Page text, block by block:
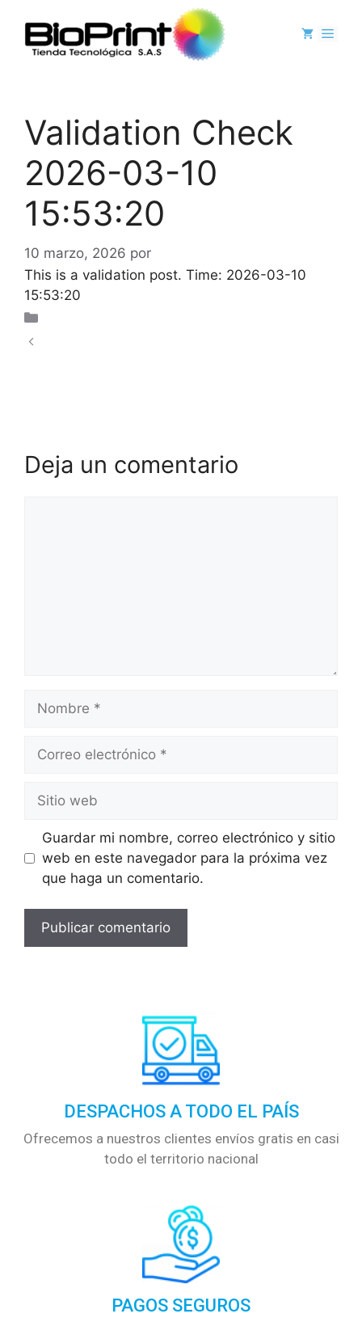
Validation Check
2026-03-10
15:53:20
10 marzo, 2026 por
This is a validation post. Time: 2026-03-10
15:53:20
Deja un comentario
Guardar mi nombre, correo electrónico y sitio
web en este navegador para la próxima vez
que haga un comentario.
DESPACHOS A TODO EL PAÍS
Ofrecemos a nuestros clientes envíos gratis en casi
todo el territorio nacional
PAGOS SEGUROS